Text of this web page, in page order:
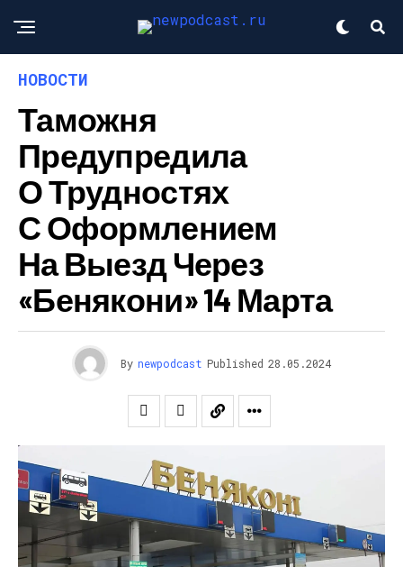
НОВОСТИ
Таможня
Предупредила
О Трудностях
С Оформлением
На Выезд Через
«Бенякони» 14 Марта
By newpodcast Published 28.05.2024